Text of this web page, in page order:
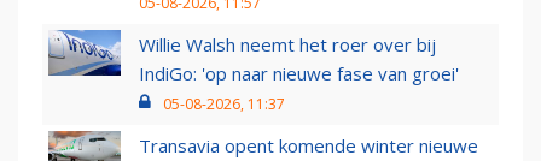
Willie Walsh neemt het roer over bij
IndiGo: 'op naar nieuwe fase van groei'
05-08-2026, 11:37
Transavia opent komende winter nieuwe